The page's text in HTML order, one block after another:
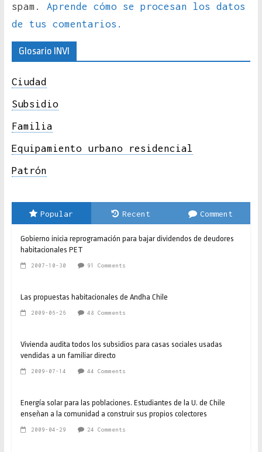
spam. Aprende cómo se procesan los datos
de tus comentarios.
Glosario INVI
Ciudad
Subsidio
Familia
Equipamiento urbano residencial
Patrón
Popular Recent Comment
Gobierno inicia reprogramación para bajar dividendos de deudores
habitacionales PET
2007-10-30 91 Comments
Las propuestas habitacionales de Andha Chile
2009-06-26 48 Comments
Vivienda audita todos los subsidios para casas sociales usadas
vendidas a un familiar directo
2009-07-14 44 Comments
Energía solar para las poblaciones. Estudiantes de la U. de Chile
enseñan a la comunidad a construir sus propios colectores
2009-04-29 24 Comments